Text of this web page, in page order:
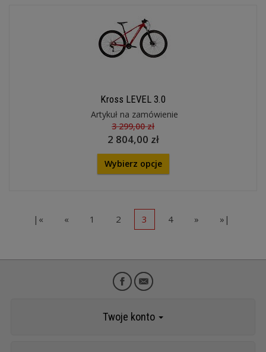
Kross LEVEL 3.0
Artykuł na zamówienie
3 299,00 zł
2 804,00 zł
Wybierz opcje
|« « 1 2 3 4 » »|
Twoje konto